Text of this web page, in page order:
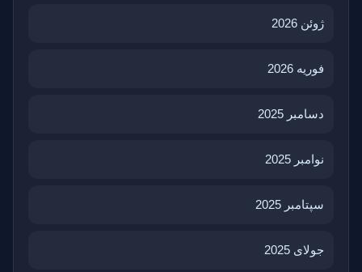
ژوئن 2026
فوریه 2026
دسامبر 2025
نوامبر 2025
سپتامبر 2025
جولای 2025